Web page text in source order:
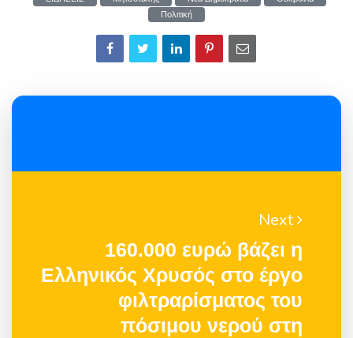
Πολιτική
Next
160.000 ευρώ βάζει η
Ελληνικός Χρυσός στο έργο
φιλτραρίσματος του
πόσιμου νερού στη